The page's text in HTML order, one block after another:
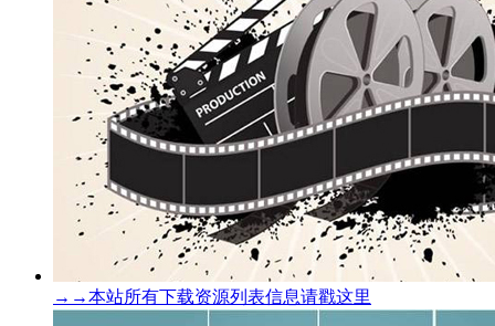
→→本站所有下载资源列表信息请戳这里